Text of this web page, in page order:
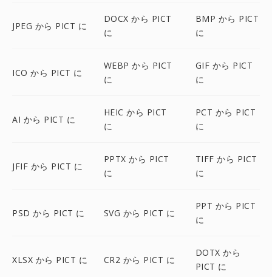
JPEG から PICT に
DOCX から PICT
に
BMP から PICT
に
ICO から PICT に
WEBP から PICT
に
GIF から PICT
に
AI から PICT に
HEIC から PICT
に
PCT から PICT
に
JFIF から PICT に
PPTX から PICT
に
TIFF から PICT
に
PSD から PICT に SVG から PICT に
PPT から PICT
に
XLSX から PICT に CR2 から PICT に
DOTX から
PICT に